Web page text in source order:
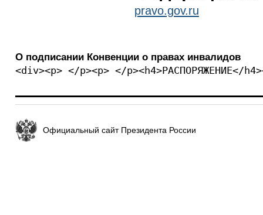
pravo.gov.ru
О подписании Конвенции о правах инвалидов
<div><p> </p><p> </p><h4>РАСПОРЯЖЕНИЕ</
Официальный сайт Президента России